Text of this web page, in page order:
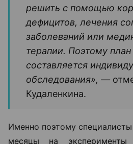
решить с помощью
дефицитов, лечения
заболеваний или
терапии. Поэтому план
составляется
обследования», —
Кудаленкина.
Именно поэтому
месяцы на эксперименты